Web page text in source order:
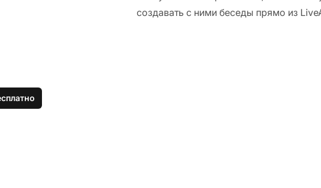
создавать с ними беседы прямо из